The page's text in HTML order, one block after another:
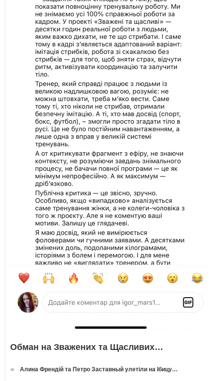
Обман на Зважених та Щасливих…
Алина Френдій та Петро Заставный улетіли на Ібицу…